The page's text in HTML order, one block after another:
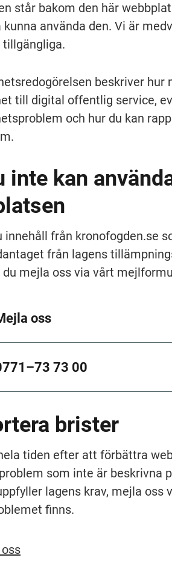
står bakom den här
använda den. Vi är
beskriver hur
till digital offentlig service,
och hur du kan
inte kan
innehåll från kronofogden.se
från lagens
du mejla oss via vårt
oss
73 00
brister
tiden efter att förbättra
som inte är beskrivna
lagens krav, mejla
finns.